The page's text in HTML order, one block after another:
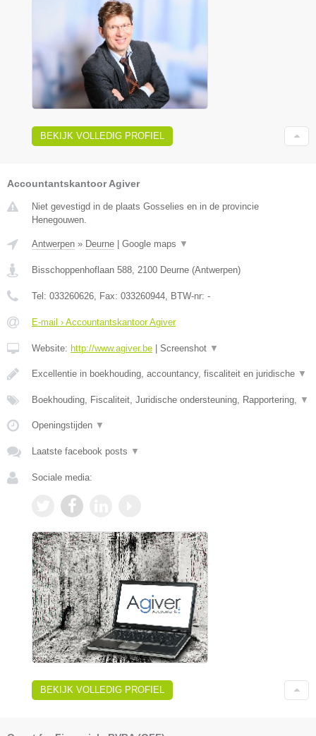
BEKIJK VOLLEDIG PROFIEL
Accountantskantoor Agiver
Niet gevestigd in de plaats Gosselies en in de provincie
Henegouwen.
Antwerpen » Deurne Google maps ▼
Bisschoppenhoflaan 588 2100 Deurne (Antwerpen)
Tel: 033260626 , Fax: 033260944 , BTW-nr: -
E-mail › Accountantskantoor Agiver
Website: http://www.agiver.be Screenshot ▼
Excellentie in boekhouding, accountancy, fiscaliteit en juridische ▼
Boekhouding, Fiscaliteit, Juridische ondersteuning, Rapportering, ▼
Openingstijden ▼
Laatste facebook posts ▼
Sociale media:
BEKIJK VOLLEDIG PROFIEL